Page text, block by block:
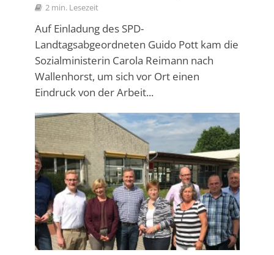
2 min. Lesezeit
Auf Einladung des SPD-
Landtagsabgeordneten Guido Pott kam die
Sozialministerin Carola Reimann nach
Wallenhorst, um sich vor Ort einen
Eindruck von der Arbeit...